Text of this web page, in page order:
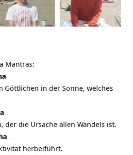
Mantras:
Göttlichen in der Sonne, welches
der die Ursache allen Wandels ist.
herbeiführt.